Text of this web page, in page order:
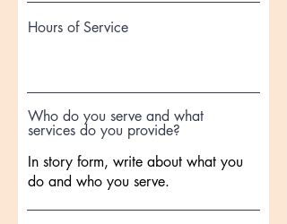
Hours of Service
Who do you serve and what
services do you provide?